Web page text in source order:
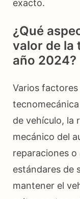
exacto.
¿Qué
valor de la
año 2024?
Varios
de vehículo, la
mecánico del
reparaciones
estándares de
mantener el